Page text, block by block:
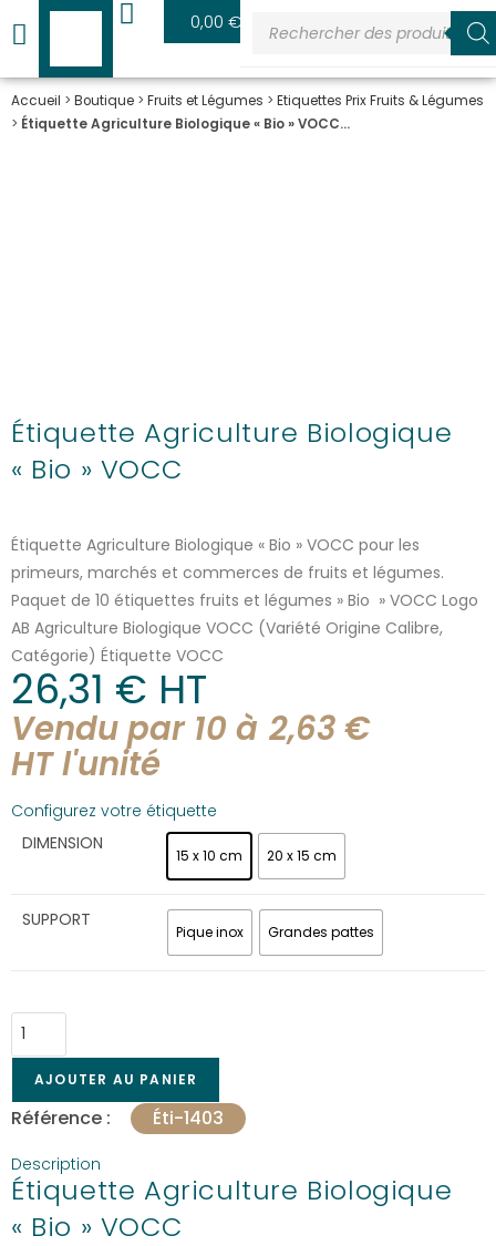
0,00€
Accueil > Boutique > Fruits et Légumes > Etiquettes Prix Fruits & Légumes
> Étiquette Agriculture Biologique « Bio » VOCC…
Étiquette Agriculture Biologique
« Bio » VOCC
Étiquette Agriculture Biologique « Bio » VOCC pour les
primeurs, marchés et commerces de fruits et légumes.
Paquet de 10 étiquettes fruits et légumes » Bio » VOCC Logo
AB Agriculture Biologique VOCC (Variété Origine Calibre,
Catégorie) Étiquette VOCC
26,31 € HT
Vendu par 10 à 2,63€
HT l'unité
Configurez votre étiquette
DIMENSION
15 x 10 cm 20 x 15 cm
SUPPORT
Pique inox Grandes pattes
AJOUTER AU PANIER
Référence : Éti-1403
Description
Étiquette Agriculture Biologique
« Bio » VOCC